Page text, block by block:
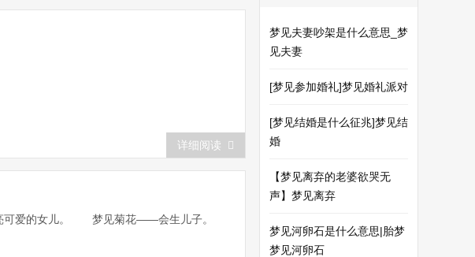
详细阅读
可爱的女儿。 梦见菊花——会生儿子。
梦见夫妻吵架是什么意思_梦
见夫妻
[梦见参加婚礼]梦见婚礼派对
[梦见结婚是什么征兆]梦见结
婚
【梦见离弃的老婆欲哭无
声】梦见离弃
梦见河卵石是什么意思|胎梦
梦见河卵石